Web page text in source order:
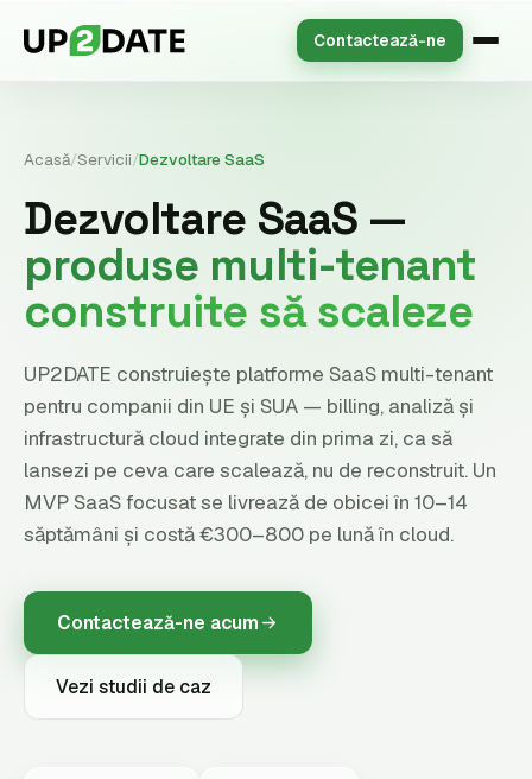
Contactează-ne
Acasă/Servicii/Dezvoltare SaaS
Dezvoltare SaaS —
produse multi-tenant
construite să scaleze
UP2DATE construiește platforme SaaS multi-tenant
pentru companii din UE și SUA — billing, analiză și
infrastructură cloud integrate din prima zi, ca să
lansezi pe ceva care scalează, nu de reconstruit. Un
MVP SaaS focusat se livrează de obicei în 10–14
săptămâni și costă €300–800 pe lună în cloud.
Contactează-ne acum
Vezi studii de caz